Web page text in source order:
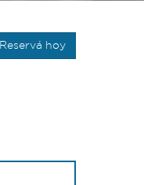
Reservá hoy